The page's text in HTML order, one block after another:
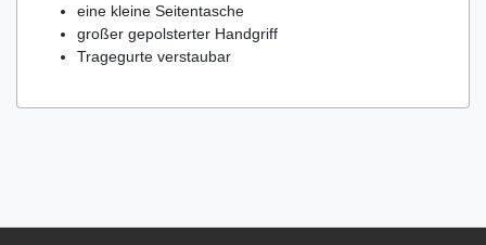
eine kleine Seitentasche
großer gepolsterter Handgriff
Tragegurte verstaubar